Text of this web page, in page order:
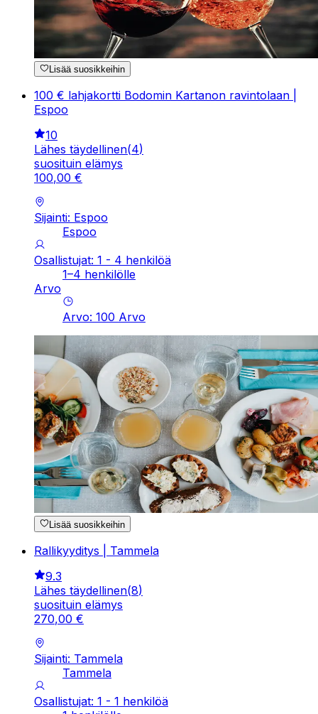
Lisää suosikkeihin
100 € lahjakortti Bodomin Kartanon ravintolaan |
Espoo
10
Lähes täydellinen(4)
suosituin elämys
100,00 €
Sijainti: Espoo
Espoo
Osallistujat: 1 - 4 henkilöä
1–4 henkilölle
Arvo
Arvo: 100 Arvo
Lisää suosikkeihin
Rallikyyditys | Tammela
9.3
Lähes täydellinen(8)
suosituin elämys
270,00 €
Sijainti: Tammela
Tammela
Osallistujat: 1 - 1 henkilöä